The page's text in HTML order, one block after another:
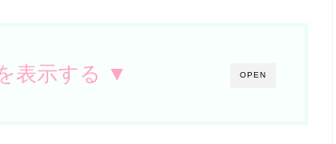
OPEN
表示する ▼